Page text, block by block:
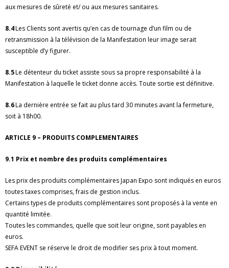
aux mesures de sûreté et/ ou aux mesures sanitaires.
8.4Les Clients sont avertis qu’en cas de tournage d’un film ou de
retransmission à la télévision de la Manifestation leur image serait
susceptible d’y figurer.
8.5Le détenteur du ticket assiste sous sa propre responsabilité à la
Manifestation à laquelle le ticket donne accès. Toute sortie est définitive.
8.6La dernière entrée se fait au plus tard 30 minutes avant la fermeture,
soit à 18h00.
ARTICLE 9 – PRODUITS COMPLEMENTAIRES
9.1 Prix et nombre des produits complémentaires
Les prix des produits complémentaires Japan Expo sont indiqués en euros
toutes taxes comprises, frais de gestion inclus.
Certains types de produits complémentaires sont proposés à la vente en
quantité limitée.
Toutes les commandes, quelle que soit leur origine, sont payables en
euros.
SEFA EVENT se réserve le droit de modifier ses prix à tout moment.